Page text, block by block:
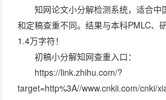
知网论文小分解检测系统，适合
和定稿查重不同。结果与本科PMLC、
1.4万字符！
初稿小分解知网查重入口：
https://link.zhihu.com/?
target=http%3A//www.cnkii.com/cnki/